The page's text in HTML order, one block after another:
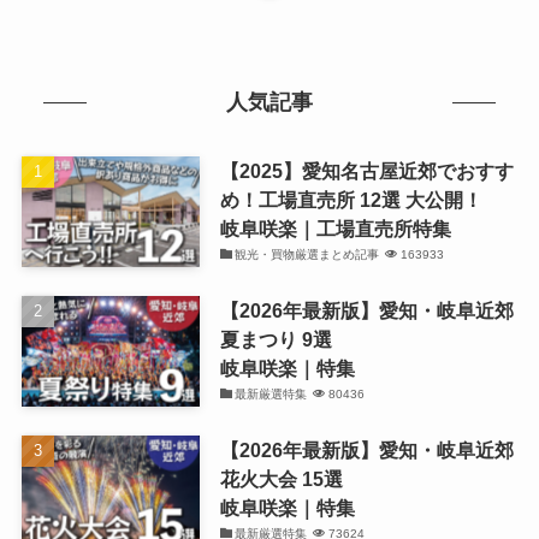
人気記事
【2025】愛知名古屋近郊でおすす
め！工場直売所 12選 大公開！
岐阜咲楽｜工場直売所特集
観光・買物厳選まとめ記事 163933
【2026年最新版】愛知・岐阜近郊
夏まつり 9選
岐阜咲楽｜特集
最新厳選特集 80436
【2026年最新版】愛知・岐阜近郊
花火大会 15選
岐阜咲楽｜特集
最新厳選特集 73624